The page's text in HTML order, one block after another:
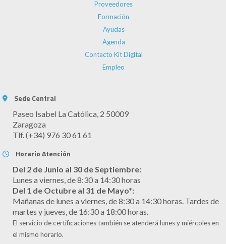
Proveedores
Formación
Ayudas
Agenda
Contacto Kit Digital
Empleo
Sede Central
Paseo Isabel La Católica, 2 50009
Zaragoza
Tlf. (+34) 976 30 61 61
Horario Atención
Del 2 de Junio al 30 de Septiembre:
Lunes a viernes, de 8:30 a 14:30 horas
Del 1 de Octubre al 31 de Mayo*:
Mañanas de lunes a viernes, de 8:30 a 14:30 horas. Tardes de
martes y jueves, de 16:30 a 18:00 horas.
El servicio de certificaciones también se atenderá lunes y miércoles en
el mismo horario.